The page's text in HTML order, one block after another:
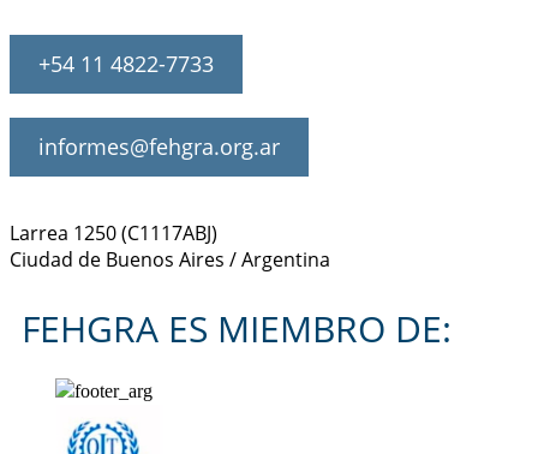
+54 11 4822-7733
informes@fehgra.org.ar
Larrea 1250 (C1117ABJ)
Ciudad de Buenos Aires / Argentina
FEHGRA ES MIEMBRO DE: